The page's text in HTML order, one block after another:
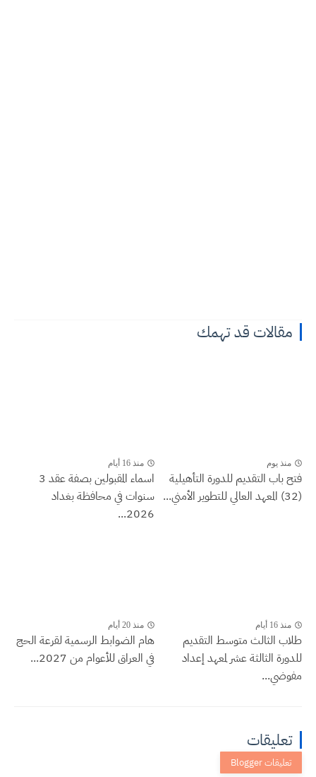
مقالات قد تهمك
منذ يوم
فتح باب التقديم للدورة التأهيلية
(32) المعهد العالي للتطوير الأمني...
منذ 16 أيام
اسماء المقبولين بصفة عقد 3
سنوات في محافظة بغداد
2026...
منذ 16 أيام
طلاب الثالث متوسط التقديم
للدورة الثالثة عشر لمعهد إعداد
مفوضي...
منذ 20 أيام
هام الضوابط الرسمية لقرعة الحج
في العراق للأعوام من 2027...
تعليقات